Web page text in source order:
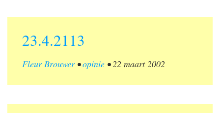
23.4.2113
Fleur Brouwer•opinie •22 maart 2002